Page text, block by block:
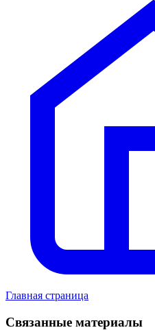
Главная страница
Связанные материалы